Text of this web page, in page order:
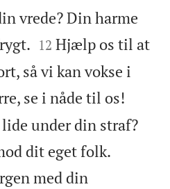
vrede? Din harme


12 Hjælp os til at
så vi kan vokse i
se i nåde til os!
under din straf?
dit eget folk.
med din